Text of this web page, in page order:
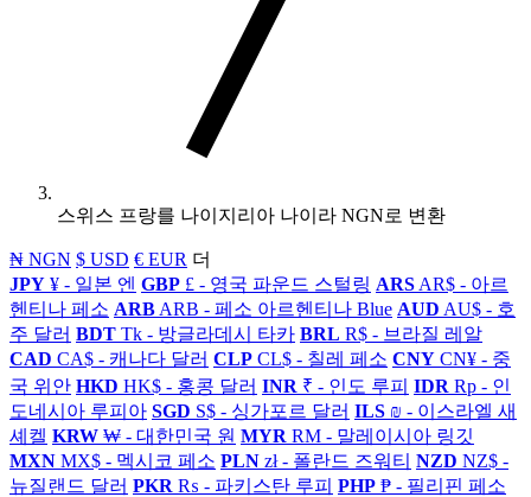
스위스 프랑를 나이지리아 나이라 NGN로 변환
₦ NGN $ USD € EUR 더
JPY ¥ - 일본 엔 GBP £ - 영국 파운드 스털링 ARS AR$ - 아르
헨티나 페소 ARB ARB - 페소 아르헨티나 Blue AUD AU$ - 호
주 달러 BDT Tk - 방글라데시 타카 BRL R$ - 브라질 레알
CAD CA$ - 캐나다 달러 CLP CL$ - 칠레 페소 CNY CN¥ - 중
국 위안 HKD HK$ - 홍콩 달러 INR ₹ - 인도 루피 IDR Rp - 인
도네시아 루피아 SGD S$ - 싱가포르 달러 ILS ₪ - 이스라엘 새
셰켈 KRW ₩ - 대한민국 원 MYR RM - 말레이시아 링깃
MXN MX$ - 멕시코 페소 PLN zł - 폴란드 즈워티 NZD NZ$ -
뉴질랜드 달러 PKR ₨ - 파키스탄 루피 PHP ₱ - 필리핀 페소